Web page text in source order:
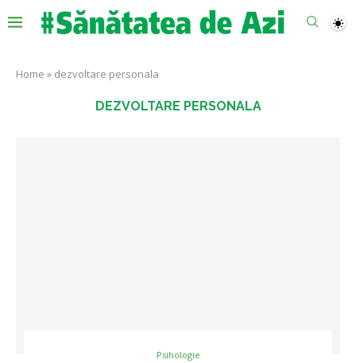
Home » dezvoltare personala
DEZVOLTARE PERSONALA
Psihologie